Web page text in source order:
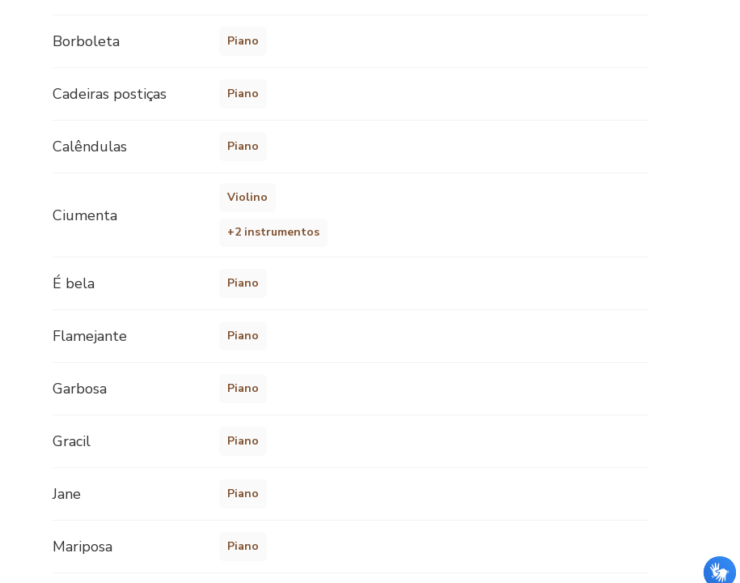
Borboleta Piano
Cadeiras postiças Piano
Calêndulas Piano
Ciumenta
Violino
+2 instrumentos
É bela Piano
Flamejante Piano
Garbosa Piano
Gracil Piano
Jane Piano
Mariposa Piano